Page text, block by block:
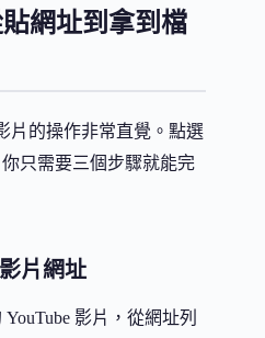
網址到拿到檔
片的操作非常直覺。點選
只需要三個步驟就能完
片網址
影片，從網址列